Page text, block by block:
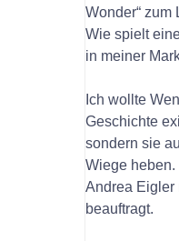
Wonder“ zum
Wie spielt
in meiner
Ich wollte
Geschichte
sondern sie
Wiege
Andrea Eigler
beauftragt.